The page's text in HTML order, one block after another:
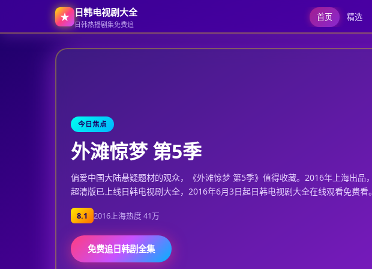
★ 日韩电视剧大全
日韩热播剧集免费追
首页 精选
日韩电视剧大全-日韩电视剧大全在线观看
今日焦点
外滩惊梦 第5季
偏爱中国大陆悬疑题材的观众，《外滩惊梦 第5季》值得收藏。2016年上海出品，
超清版已上线日韩电视剧大全，2016年6月3日起日韩电视剧大全在线观看免费看。
8.1 2016 上海热度 41万
免费追日韩剧全集